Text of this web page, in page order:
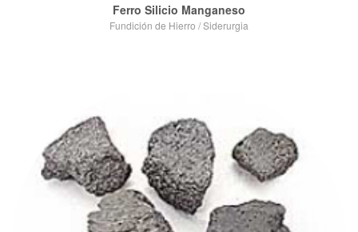
VIEW POST
Ferro Silicio Manganeso
Fundición de Hierro /Siderurgia